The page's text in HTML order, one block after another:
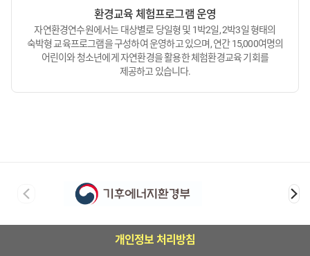
환경교육 체험프로그램 운영
자연환경연수원에서는 대상별로 당일형 및 1박2일, 2박3일 형태의
숙박형 교육프로그램을 구성하여 운영하고 있으며, 연간 15,000여명의
어린이와 청소년에게 자연환경을 활용한 체험환경교육 기회를
제공하고 있습니다.
개인정보 처리방침